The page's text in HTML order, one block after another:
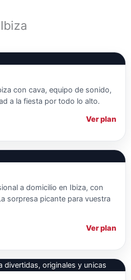
con cava, equipo de sonido,
a la fiesta por todo lo alto.
Ver plan
a domicilio en Ibiza, con
sorpresa picante para vuestra
Ver plan